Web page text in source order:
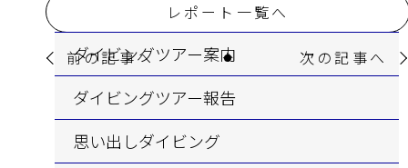
前の記事へ
レポート一覧へ
次の記事へ
ダイビングツアー案内
ダイビングツアー報告
思い出しダイビング